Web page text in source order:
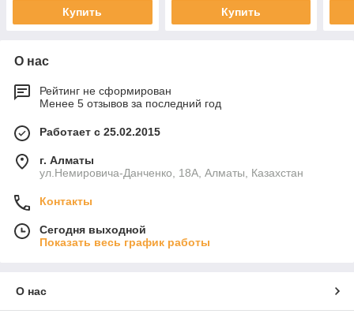
Купить Купить
О нас
Рейтинг не сформирован
Менее 5 отзывов за последний год
Работает с 25.02.2015
г. Алматы
ул.Немировича-Данченко, 18А, Алматы, Казахстан
Контакты
Сегодня выходной
Показать весь график работы
О нас